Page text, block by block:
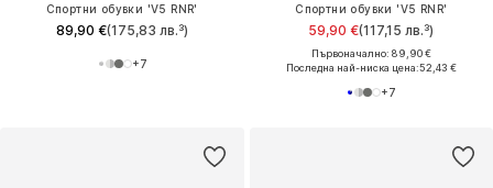
Спортни обувки 'V5 RNR'
89,90 €(175,83 лв.³)
+7
Спортни обувки 'V5 RNR'
59,90 €(117,15 лв.³)
Първоначално: 89,90 €
Последна най-ниска цена:52,43 €
+7